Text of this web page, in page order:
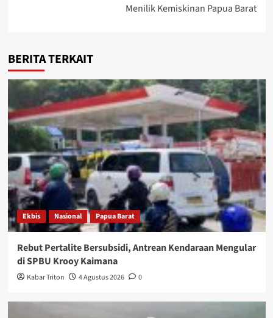
Menilik Kemiskinan Papua Barat
BERITA TERKAIT
Ekbis Nasional Papua Barat
Rebut Pertalite Bersubsidi, Antrean Kendaraan Mengular
di SPBU Krooy Kaimana
Kabar Triton 4 Agustus 2026 0